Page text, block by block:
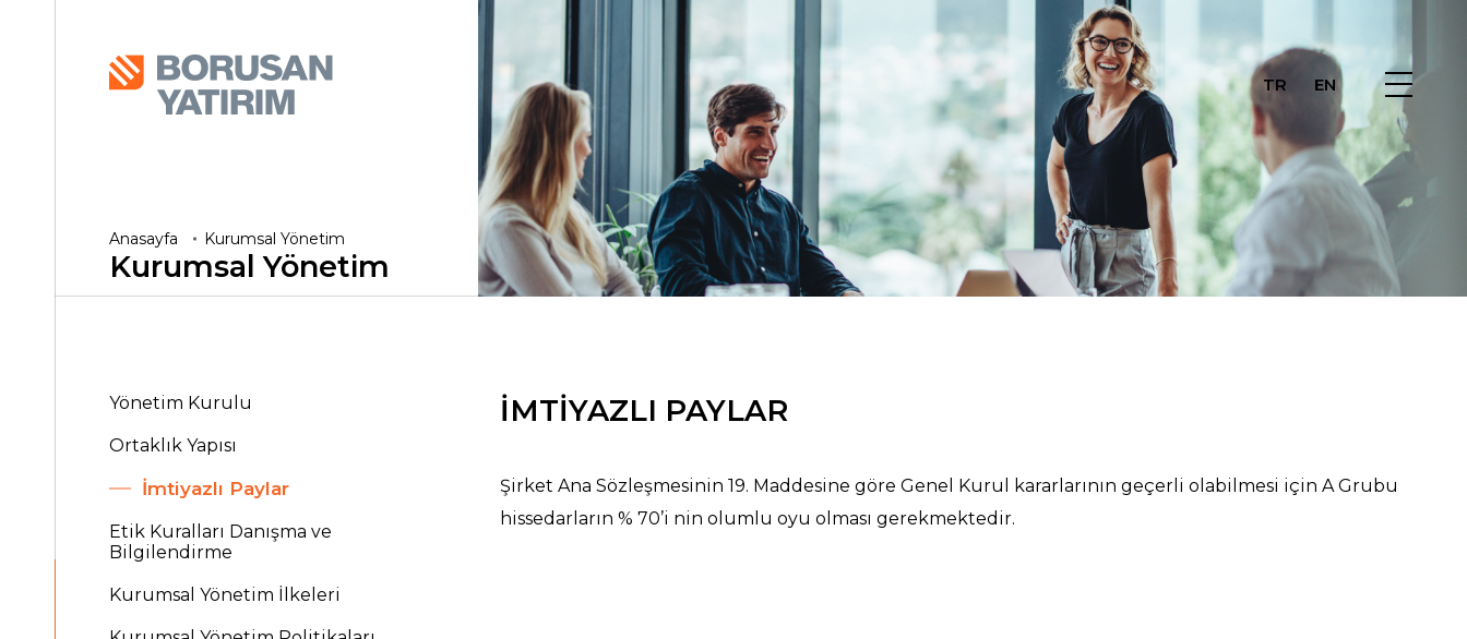
TR EN
Anasayfa Kurumsal Yönetim
KurumsalYönetim
Yönetim Kurulu
Ortaklık Yapısı
İmtiyazlı Paylar
Etik Kuralları Danışma ve
Bilgilendirme
Kurumsal Yönetim İlkeleri
İMTİYAZLI PAYLAR
Şirket Ana Sözleşmesinin 19. Maddesine göre Genel Kurul kararlarının geçerli olabilmesi için A Grubu
hissedarların % 70’i nin olumlu oyu olması gerekmektedir.